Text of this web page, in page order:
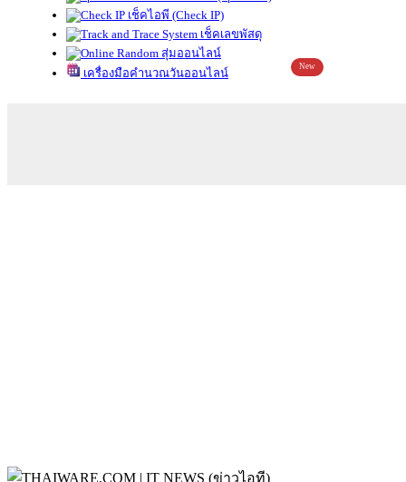
เช็คไอพี (Check IP)
เช็คเลขพัสดุ
สุ่มออนไลน์
เครื่องมือคำนวณวันออนไลน์
New